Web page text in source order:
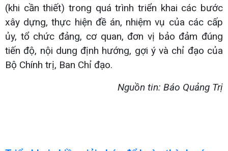
(khi cần thiết) trong quá trình triển khai các bước
xây dựng, thực hiện đề án, nhiệm vụ của các cấp
ủy, tổ chức đảng, cơ quan, đơn vị bảo đảm đúng
tiến độ, nội dung định hướng, gợi ý và chỉ đạo của
Bộ Chính trị, Ban Chỉ đạo.
Nguồn tin: Báo Quảng Trị